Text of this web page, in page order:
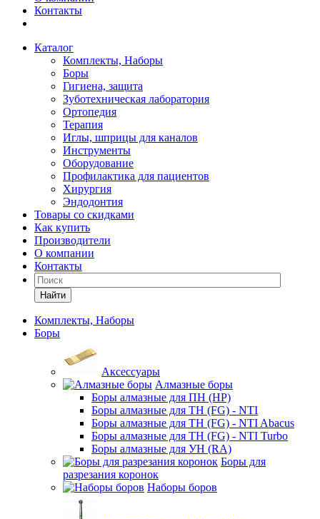
Контакты
Каталог
Комплекты, Наборы
Боры
Гигиена, защита
Зуботехническая лаборатория
Ортопедия
Терапия
Иглы, шприцы для каналов
Инструменты
Оборудование
Профилактика для пациентов
Хирургия
Эндодонтия
Товары со скидками
Как купить
Производители
О компании
Контакты
Найти
Комплекты, Наборы
Боры
Аксессуары
Алмазные боры
Боры алмазные для ПН (HP)
Боры алмазные для ТН (FG) - NTI
Боры алмазные для ТН (FG) - NTI Abacus
Боры алмазные для ТН (FG) - NTI Turbo
Боры алмазные для УН (RA)
Боры для
разрезания коронок
Наборы боров